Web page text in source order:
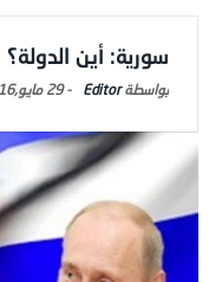
سورية: أين الدولة؟
Editor
-29 مايو,2016